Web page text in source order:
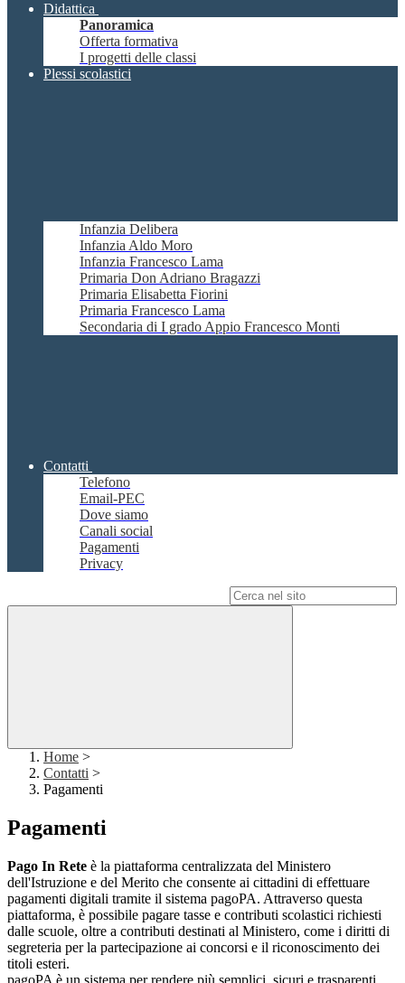
Didattica
Panoramica
Offerta formativa
I progetti delle classi
Plessi scolastici
Infanzia Delibera
Infanzia Aldo Moro
Infanzia Francesco Lama
Primaria Don Adriano Bragazzi
Primaria Elisabetta Fiorini
Primaria Francesco Lama
Secondaria di I grado Appio Francesco Monti
Contatti
Telefono
Email-PEC
Dove siamo
Canali social
Pagamenti
Privacy
Home >
Contatti >
Pagamenti
Pagamenti
Pago In Rete è la piattaforma centralizzata del Ministero
dell'Istruzione e del Merito che consente ai cittadini di effettuare
pagamenti digitali tramite il sistema pagoPA. Attraverso questa
piattaforma, è possibile pagare tasse e contributi scolastici richiesti
dalle scuole, oltre a contributi destinati al Ministero, come i diritti di
segreteria per la partecipazione ai concorsi e il riconoscimento dei
titoli esteri.